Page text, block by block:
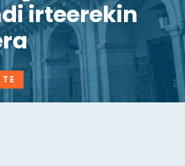
irteerekin